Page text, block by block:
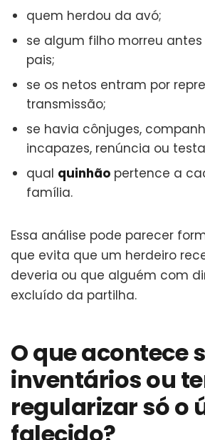
quem herdou da avó;
se algum filho morreu
pais;
se os netos entram por
transmissão;
se havia cônjuges,
incapazes, renúncia ou
qual quinhão pertence a
família.
Essa análise pode parecer
que evita que um herdeiro
deveria ou que alguém com
excluído da partilha.
O que acontece
inventários ou
regularizar só o